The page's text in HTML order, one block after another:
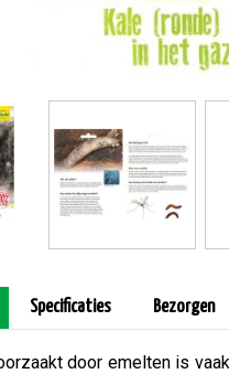
Specificaties Bezorgen
door emelten is